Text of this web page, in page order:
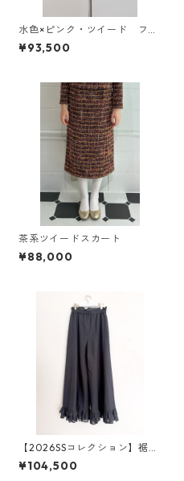
水色×ピンク・ツイード フレ
アスカート
¥93,500
茶系ツイードスカート
¥88,000
【2026SSコレクション】裾フ
リル・ダブルワイドパンツ
ブラック（透け感）
¥104,500